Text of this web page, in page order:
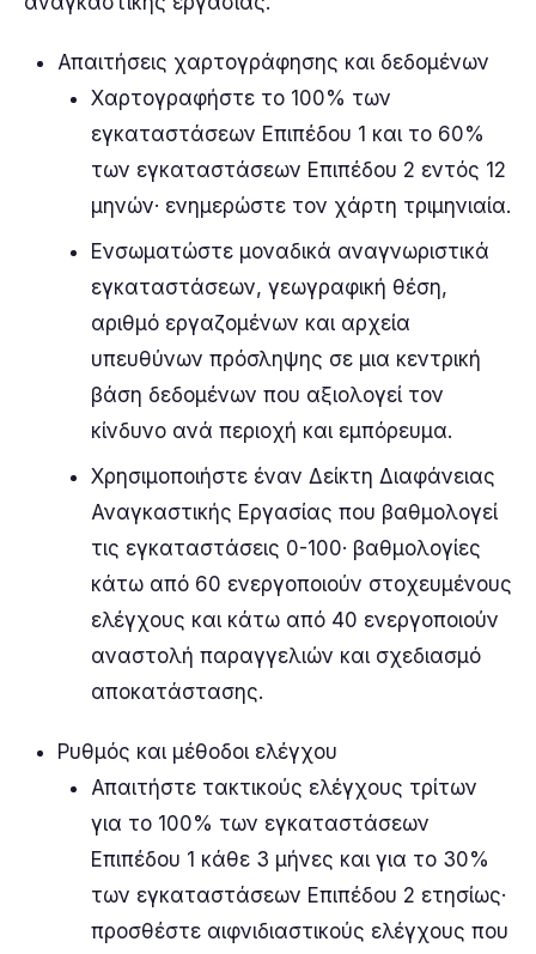
Απαιτήσεις χαρτογράφησης και δεδομένων
Χαρτογραφήστε το 100% των
εγκαταστάσεων Επιπέδου 1 και το 60%
των εγκαταστάσεων Επιπέδου 2 εντός 12
μηνών· ενημερώστε τον χάρτη τριμηνιαία.
Ενσωματώστε μοναδικά αναγνωριστικά
εγκαταστάσεων, γεωγραφική θέση,
αριθμό εργαζομένων και αρχεία
υπευθύνων πρόσληψης σε μια κεντρική
βάση δεδομένων που αξιολογεί τον
κίνδυνο ανά περιοχή και εμπόρευμα.
Χρησιμοποιήστε έναν Δείκτη Διαφάνειας
Αναγκαστικής Εργασίας που βαθμολογεί
τις εγκαταστάσεις 0-100· βαθμολογίες
κάτω από 60 ενεργοποιούν στοχευμένους
ελέγχους και κάτω από 40 ενεργοποιούν
αναστολή παραγγελιών και σχεδιασμό
αποκατάστασης.
Ρυθμός και μέθοδοι ελέγχου
Απαιτήστε τακτικούς ελέγχους τρίτων
για το 100% των εγκαταστάσεων
Επιπέδου 1 κάθε 3 μήνες και για το 30%
των εγκαταστάσεων Επιπέδου 2 ετησίως·
προσθέστε αιφνιδιαστικούς ελέγχους που